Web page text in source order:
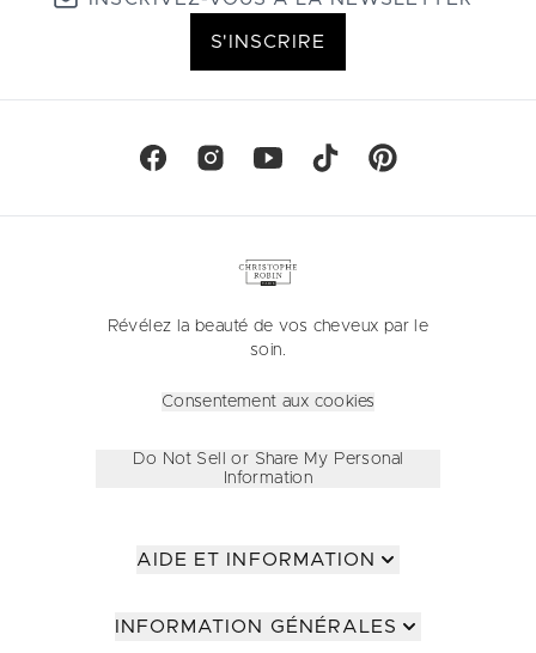
S'INSCRIRE
Révélez la beauté de vos cheveux par le
soin.
Consentement aux cookies
Do Not Sell or Share My Personal
Information
AIDE ET INFORMATION
INFORMATION GÉNÉRALES